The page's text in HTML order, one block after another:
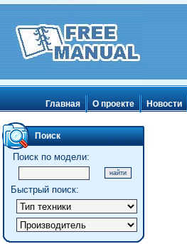
Главная О проекте Новости
Поиск
Поиск по модели:
Быстрый поиск: